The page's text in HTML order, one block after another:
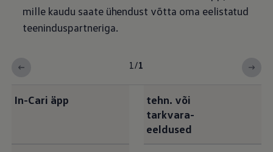
mille kaudu saate ühendust võtta oma eelistatud
teeninduspartneriga.
1 /1
In-Cari äpp
tehn. või
tarkvara-
eeldused